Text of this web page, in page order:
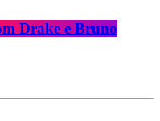
Drake e Bruno